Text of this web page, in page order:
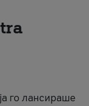
го лансираше